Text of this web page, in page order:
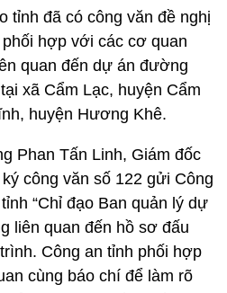
tỉnh đã có công văn đề nghị
hợp với các cơ quan
quan đến dự án đường
xã Cẩm Lạc, huyện Cẩm
huyện Hương Khê.
Phan Tấn Linh, Giám đốc
công văn số 122 gửi Công
“Chỉ đạo Ban quản lý dự
liên quan đến hồ sơ đấu
Công an tỉnh phối hợp
cùng báo chí để làm rõ